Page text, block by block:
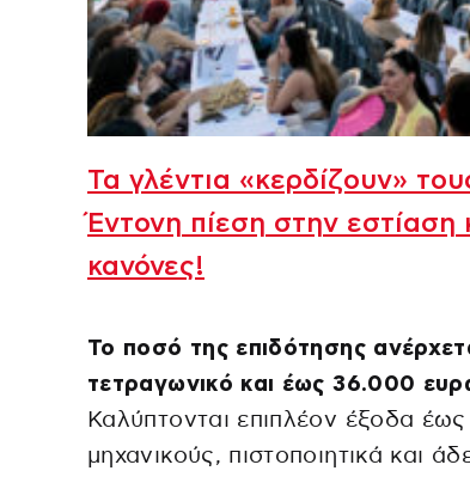
Τα γλέντια «κερδίζουν»
Έντονη πίεση στην εστίαση
κανόνες!
Το ποσό της επιδότησης
τετραγωνικό και έως 36.000
Καλύπτονται επιπλέον έξοδα
μηχανικούς, πιστοποιητικά και